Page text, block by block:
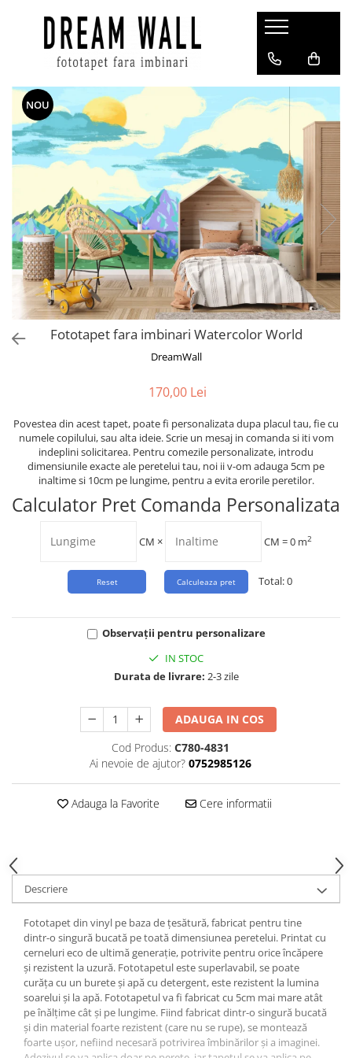
Fototapet fara imbinari
ExclusivArt
Abstract
Arhitectura
Fluid Art
Fototapet 3D
Frescă
Frunze
Natura
Peisaj
Pentru copii
NOU
Fototapet fara imbinari Watercolor World
DreamWall
170,00 Lei
Povestea din acest tapet, poate fi personalizata dupa placul tau, fie cu
numele copilului, sau alta ideie. Scrie un mesaj in comanda si iti vom
indeplini solicitarea. Pentru comezile personalizate, introdu
dimensiunile exacte ale peretelui tau, noi ii v-om adauga 5cm pe
inaltime si 10cm pe lungime, pentru a evita erorile peretilor.
Calculator Pret Comanda Personalizata
CM × CM =0 m2
Total:0
Observații pentru personalizare
IN STOC
Durata de livrare: 2-3 zile
ADAUGA IN COS
Cod Produs: C780-4831
Ai nevoie de ajutor? 0752985126
Adauga la Favorite Cere informatii
Descriere
Fototapet din vinyl pe baza de țesătură, fabricat pentru tine
dintr-o singură bucată pe toată dimensiunea peretelui. Printat cu
cerneluri eco de ultimă generație, potrivite pentru orice încăpere
și rezistent la uzură. Fototapetul este superlavabil, se poate
curăța cu un burete și apă cu detergent, este rezistent la lumina
soarelui și la apă. Fototapetul va fi fabricat cu 5cm mai mare atât
pe înălțime cât și pe lungime. Fiind fabricat dintr-o singură bucată
și din material foarte rezistent (care nu se rupe), se montează
foarte ușor, nefiind necesară potrivirea îmbinărilor și a imaginei.